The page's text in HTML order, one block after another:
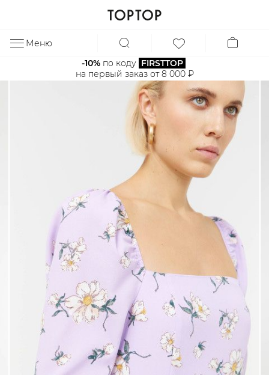
Меню
-10% по коду FIRSTTOP
на первый заказ от 8 000 ₽